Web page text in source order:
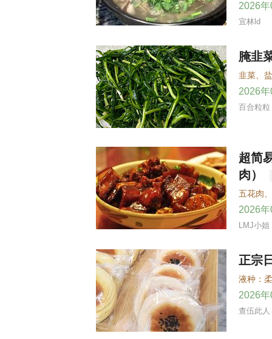
2026
宜林ld
腌韭
韭菜 、
2026
百合粒粒
超简
肉）
五花肉
2026
LMJ小姐
正宗
2026
查伍此人